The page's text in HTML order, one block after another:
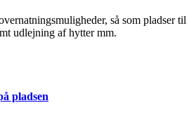
så som pladser til
udlejning af hytter mm.
pladsen